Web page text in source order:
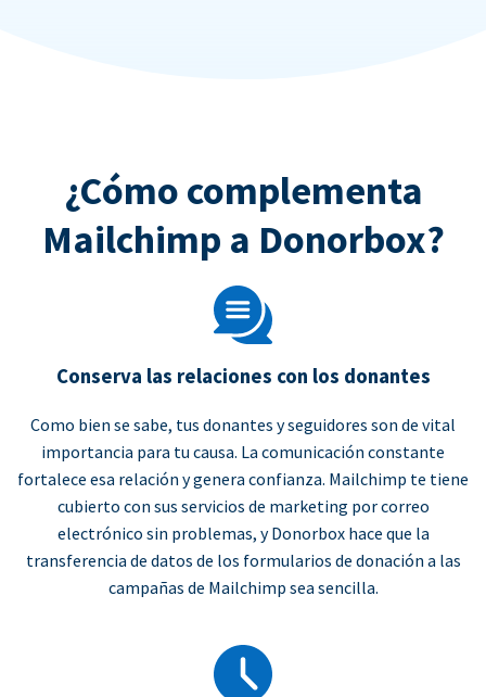
¿Cómo complementa
Mailchimp a Donorbox?
Conserva las relaciones con los donantes
Como bien se sabe, tus donantes y seguidores son de vital
importancia para tu causa. La comunicación constante
fortalece esa relación y genera confianza. Mailchimp te tiene
cubierto con sus servicios de marketing por correo
electrónico sin problemas, y Donorbox hace que la
transferencia de datos de los formularios de donación a las
campañas de Mailchimp sea sencilla.